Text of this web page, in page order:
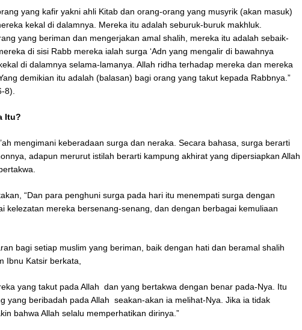
yang kafir yakni ahli Kitab dan orang-orang yang musyrik (akan masuk)
kekal di dalamnya. Mereka itu adalah seburuk-buruk makhluk.
yang beriman dan mengerjakan amal shalih, mereka itu adalah sebaik-
di sisi Rabb mereka ialah surga ‘Adn yang mengalir di bawahnya
di dalamnya selama-lamanya. Allah ridha terhadap mereka dan mereka
demikian itu adalah (balasan) bagi orang yang takut kepada Rabbnya.”
8).
Itu?
mengimani keberadaan surga dan neraka. Secara bahasa, surga berarti
adapun merurut istilah berarti kampung akhirat yang dipersiapkan Allah
“Dan para penghuni surga pada hari itu menempati surga dengan
kelezatan mereka bersenang-senang, dan dengan berbagai kemuliaan
bagi setiap muslim yang beriman, baik dengan hati dan beramal shalih
Ibnu Katsir berkata,
yang takut pada Allah dan yang bertakwa dengan benar pada-Nya. Itu
yang beribadah pada Allah seakan-akan ia melihat-Nya. Jika ia tidak
bahwa Allah selalu memperhatikan dirinya.”